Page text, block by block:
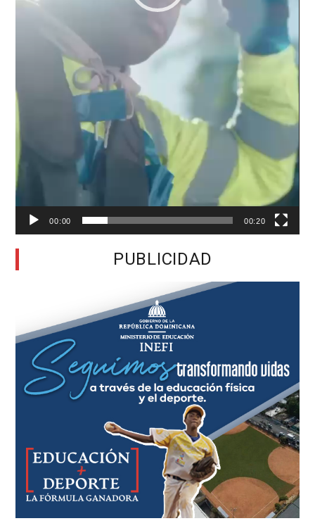
00:00 00:20
PUBLICIDAD